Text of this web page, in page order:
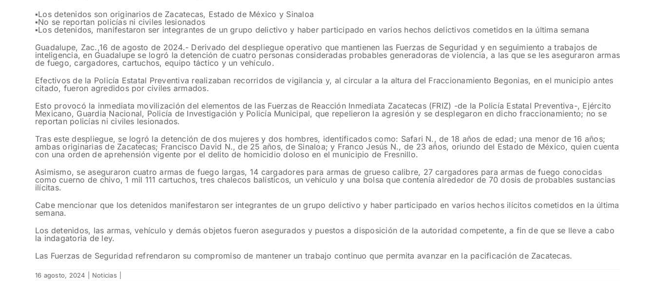
▪️Los detenidos son originarios de Zacatecas, Estado de México y Sinaloa
▪️No se reportan policías ni civiles lesionados
▪️Los detenidos, manifestaron ser integrantes de un grupo delictivo y haber participado en varios hechos delictivos cometidos en la última semana
Guadalupe, Zac.,16 de agosto de 2024.- Derivado del despliegue operativo que mantienen las Fuerzas de Seguridad y en seguimiento a trabajos de
inteligencia, en Guadalupe se logró la detención de cuatro personas consideradas probables generadoras de violencia, a las que se les aseguraron armas
de fuego, cargadores, cartuchos, equipo táctico y un vehículo.
Efectivos de la Policía Estatal Preventiva realizaban recorridos de vigilancia y, al circular a la altura del Fraccionamiento Begonias, en el municipio antes
citado, fueron agredidos por civiles armados.
Esto provocó la inmediata movilización del elementos de las Fuerzas de Reacción Inmediata Zacatecas (FRIZ) -de la Policía Estatal Preventiva-, Ejército
Mexicano, Guardia Nacional, Policía de Investigación y Policía Municipal, que repelieron la agresión y se desplegaron en dicho fraccionamiento; no se
reportan policías ni civiles lesionados.
Tras este despliegue, se logró la detención de dos mujeres y dos hombres, identificados como: Safari N., de 18 años de edad; una menor de 16 años;
ambas originarias de Zacatecas; Francisco David N., de 25 años, de Sinaloa; y Franco Jesús N., de 23 años, oriundo del Estado de México, quien cuenta
con una orden de aprehensión vigente por el delito de homicidio doloso en el municipio de Fresnillo.
Asimismo, se aseguraron cuatro armas de fuego largas, 14 cargadores para armas de grueso calibre, 27 cargadores para armas de fuego conocidas
como cuerno de chivo, 1 mil 111 cartuchos, tres chalecos balísticos, un vehículo y una bolsa que contenía alrededor de 70 dosis de probables sustancias
ilícitas.
Cabe mencionar que los detenidos manifestaron ser integrantes de un grupo delictivo y haber participado en varios hechos ilícitos cometidos en la última
semana.
Los detenidos, las armas, vehículo y demás objetos fueron asegurados y puestos a disposición de la autoridad competente, a fin de que se lleve a cabo
la indagatoria de ley.
Las Fuerzas de Seguridad refrendaron su compromiso de mantener un trabajo continuo que permita avanzar en la pacificación de Zacatecas.
16 agosto, 2024 Noticias